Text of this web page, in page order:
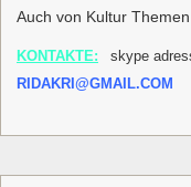
Auch von Kultur
KONTAKTE:
skype
RIDAKRI@GMAIL.COM